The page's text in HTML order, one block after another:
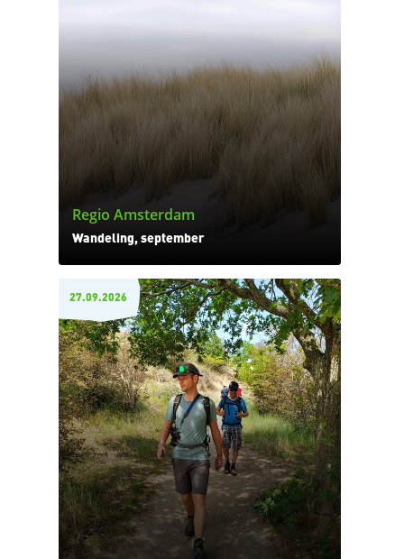
Regio Amsterdam
Wandeling, september
27.09.2026